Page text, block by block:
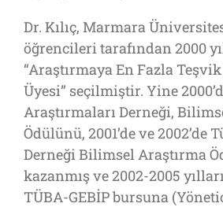
Dr. Kılıç, Marmara
öğrencileri tarafından 2000
“Araştırmaya En Fazla
Üyesi” seçilmiştir. Yine
Araştırmaları Derneği,
Ödülünü, 2001’de ve
Derneği Bilimsel Araştırma
kazanmış ve 2002-2005
TÜBA-GEBİP bursuna